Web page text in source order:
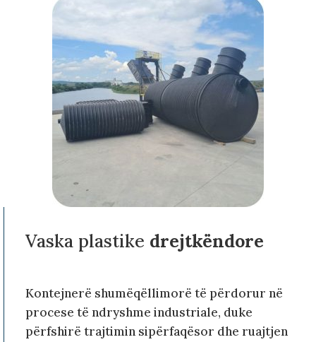
Vaska plastike drejtkëndore
Kontejnerë shumëqëllimorë të përdorur në
procese të ndryshme industriale, duke
përfshirë trajtimin sipërfaqësor dhe ruajtjen